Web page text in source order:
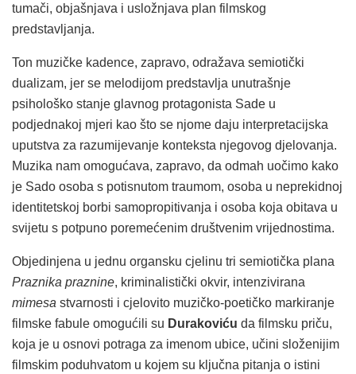
tumači, objašnjava i usložnjava plan filmskog
predstavljanja.
Ton muzičke kadence, zapravo, odražava semiotički
dualizam, jer se melodijom predstavlja unutrašnje
psihološko stanje glavnog protagonista Sade u
podjednakoj mjeri kao što se njome daju interpretacijska
uputstva za razumijevanje konteksta njegovog djelovanja.
Muzika nam omogućava, zapravo, da odmah uočimo kako
je Sado osoba s potisnutom traumom, osoba u neprekidnoj
identitetskoj borbi samopropitivanja i osoba koja obitava u
svijetu s potpuno poremećenim društvenim vrijednostima.
Objedinjena u jednu organsku cjelinu tri semiotička plana
Praznika praznine, kriminalistički okvir, intenzivirana
mimesa stvarnosti i cjelovito muzičko-poetičko markiranje
filmske fabule omogućili su Durakoviću da filmsku priču,
koja je u osnovi potraga za imenom ubice, učini složenijim
filmskim poduhvatom u kojem su ključna pitanja o istini